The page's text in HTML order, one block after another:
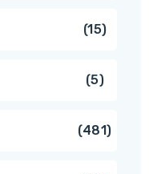
1515
55
481481